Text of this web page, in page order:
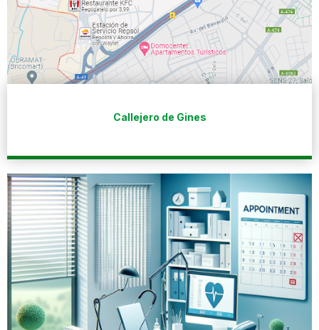
Callejero de Gines